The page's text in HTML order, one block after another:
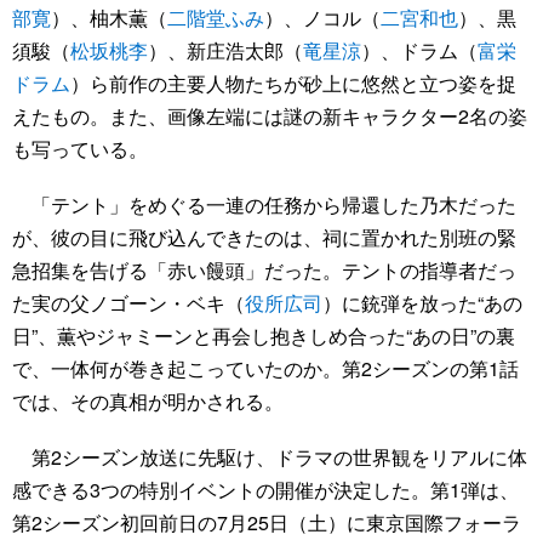
部寛）、柚木薫（二階堂ふみ）、ノコル（二宮和也）、黒
須駿（松坂桃李）、新庄浩太郎（竜星涼）、ドラム（富栄
ドラム）ら前作の主要人物たちが砂上に悠然と立つ姿を捉
えたもの。また、画像左端には謎の新キャラクター2名の姿
も写っている。
「テント」をめぐる一連の任務から帰還した乃木だった
が、彼の目に飛び込んできたのは、祠に置かれた別班の緊
急招集を告げる「赤い饅頭」だった。テントの指導者だっ
た実の父ノゴーン・ベキ（役所広司）に銃弾を放った“あの
日”、薫やジャミーンと再会し抱きしめ合った“あの日”の裏
で、一体何が巻き起こっていたのか。第2シーズンの第1話
では、その真相が明かされる。
第2シーズン放送に先駆け、ドラマの世界観をリアルに体
感できる3つの特別イベントの開催が決定した。第1弾は、
第2シーズン初回前日の7月25日（土）に東京国際フォーラ